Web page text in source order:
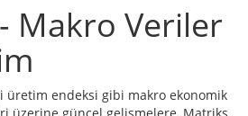
Makro Veriler
üretim endeksi gibi makro ekonomik